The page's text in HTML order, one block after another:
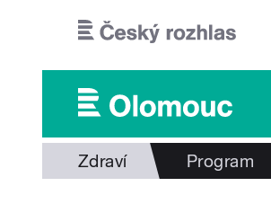
Zdraví Program